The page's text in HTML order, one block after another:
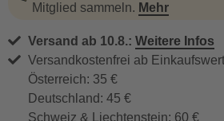
Mitglied sammeln. Mehr
Versand ab 10.8.: Weitere Infos
Versandkostenfrei ab
Österreich: 35 €
Deutschland: 45 €
Schweiz & Liechtenstein: 60 €